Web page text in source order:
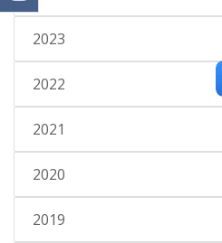
2023
2022
2021
2020
2019